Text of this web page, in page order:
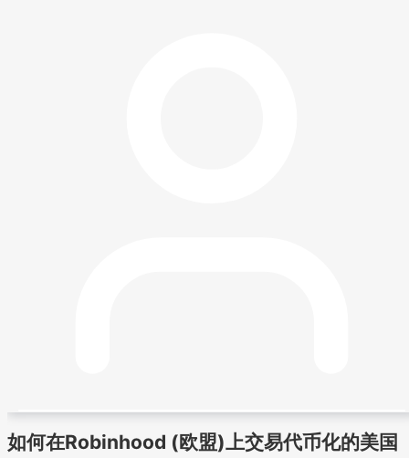
如何在Robinhood (欧盟)上交易代币化的美国